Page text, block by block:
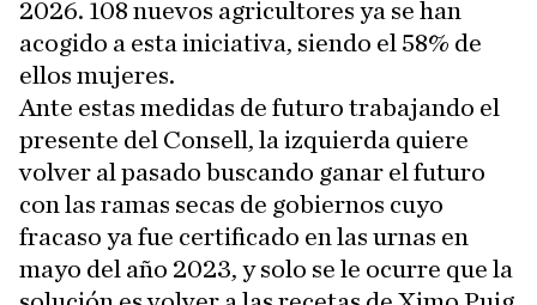
2026. 108 nuevos agricultores ya se han
acogido a esta iniciativa, siendo el 58% de
ellos mujeres.
Ante estas medidas de futuro trabajando el
presente del Consell, la izquierda quiere
volver al pasado buscando ganar el futuro
con las ramas secas de gobiernos cuyo
fracaso ya fue certificado en las urnas en
mayo del año 2023, y solo se le ocurre que la